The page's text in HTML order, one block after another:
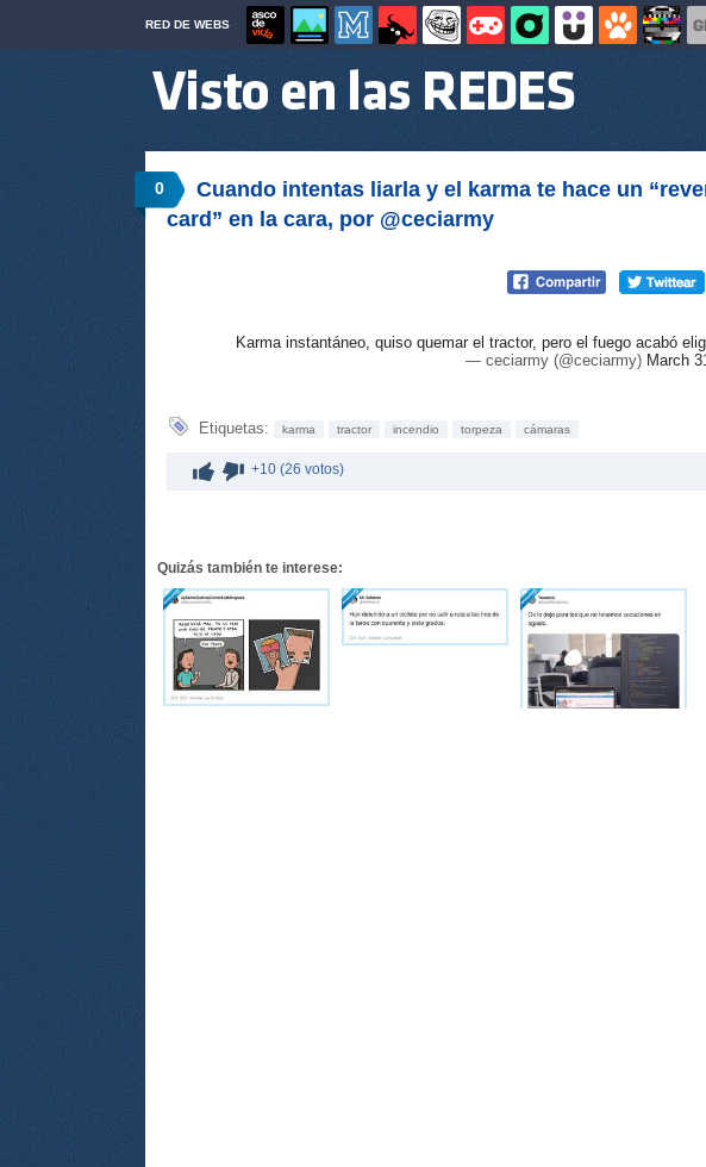
RED DE WEBS
0
Cuando intentas liarla y el karma te hace un
card” en la cara, por @ceciarmy
Karma instantáneo, quiso quemar el tractor, pero el fuego acabó
— ceciarmy (@ceciarmy) March
Etiquetas: karma tractor incendio torpeza cámaras
+10 (26 votos)
Quizás también te interese: